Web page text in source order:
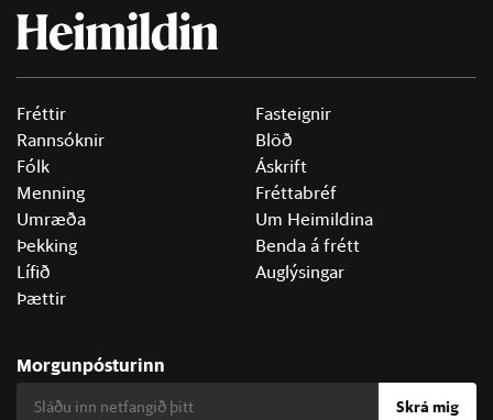
Fréttir
Rannsóknir
Fólk
Menning
Umræða
Þekking
Lífið
Þættir
Fasteignir
Blöð
Áskrift
Fréttabréf
Um Heimildina
Benda á frétt
Auglýsingar
Morgunpósturinn
Skrá mig